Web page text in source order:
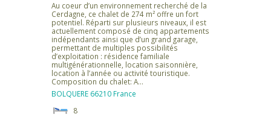
Au coeur d’un environnement recherché de la
Cerdagne, ce chalet de 274 m² offre un fort
potentiel. Réparti sur plusieurs niveaux, il est
actuellement composé de cinq appartements
indépendants ainsi que d’un grand garage,
permettant de multiples possibilités
d’exploitation : résidence familiale
multigénérationnelle, location saisonnière,
location à l’année ou activité touristique.
Composition du chalet: A…
BOLQUERE 66210 France
8